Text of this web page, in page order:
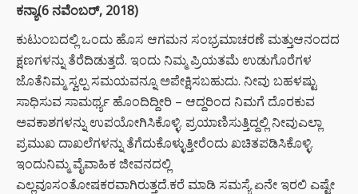
ಕನ್ಯಾ(6 ನವೆಂಬರ್, 2018)
ಕುಟುಂಬದಲ್ಲಿ ಒಂದು ಹೊಸ ಆಗಮನ ಸಂಭ್ರಮಾಚರಣೆ ಮತ್ತುಆನಂದದ
ಕ್ಷಣಗಳನ್ನು ತೆರೆದಿಡುತ್ತದೆ. ಇಂದು ನಿಮ್ಮ ಪ್ರಿಯತಮೆ ಉಡುಗೊರೆಗಳ
ಜೊತೆನಿಮ್ಮ ಸ್ವಲ್ಪ ಸಮಯವನ್ನೂ ಅಪೇಕ್ಷಿಸಬಹುದು. ನೀವು ಬಹಳಷ್ಟು
ಸಾಧಿಸುವ ಸಾಮರ್ಥ್ಯ ಹೊಂದಿದ್ದೀರಿ – ಆದ್ದರಿಂದ ನಿಮಗೆ ದೊರಕುವ
ಅವಕಾಶಗಳನ್ನು ಉಪಯೋಗಿಸಿಕೊಳ್ಳಿ. ಪ್ರಯಾಣಿಸುತ್ತಿದ್ದಲ್ಲಿ ನೀವುಎಲ್ಲಾ
ಪ್ರಮುಖ ದಾಖಲೆಗಳನ್ನು ತೆಗೆದುಕೊಳ್ಳುತ್ತೀರೆಂದು ಖಚಿತಪಡಿಸಿಕೊಳ್ಳಿ.
ಇಂದುನಿಮ್ಮ ವೈವಾಹಿಕ ಜೀವನದಲ್ಲಿ
ಎಲ್ಲವೂಸಂತೋಷಕರವಾಗಿರುತ್ತದೆ.ಕರೆ ಮಾಡಿ ಸಮಸ್ಯೆ ಏನೇ ಇರಲಿ ಎಷ್ಟೇ